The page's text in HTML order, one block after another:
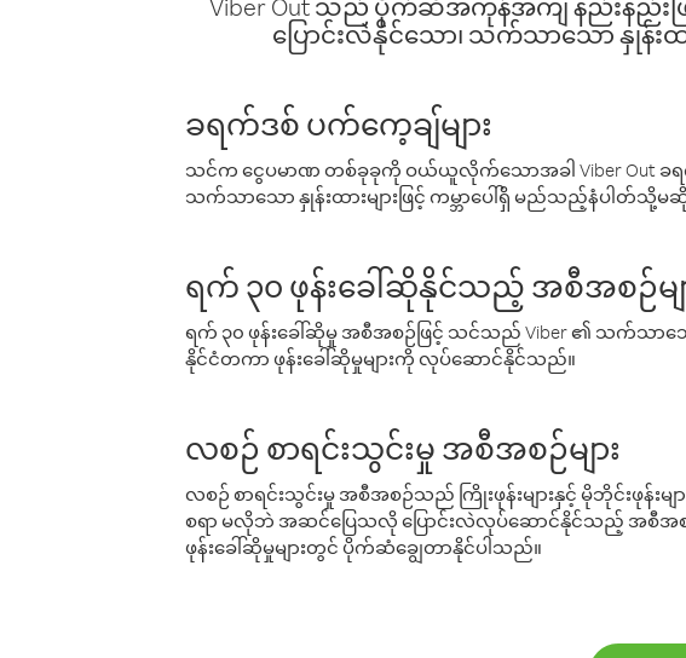
Viber Out သည် ပိုက်ဆံအကုန်အကျ နည်းနည်းဖ
ပြောင်းလဲနိုင်သော၊ သက်သာသော နှုန်း
ခရက်ဒစ် ပက်ကေ့ချ်များ
သင်က ငွေပမာဏ တစ်ခုခုကို ဝယ်ယူလိုက်သောအခါ Viber Out
သက်သာသော နှုန်းထားများဖြင့် ကမ္ဘာပေါ်ရှိ မည်သည့်နံပါတ်သို့မ
ရက် ၃၀ ဖုန်းခေါ်ဆိုနိုင်သည့် အစီအစဉ်မျ
ရက် ၃၀ ဖုန်းခေါ်ဆိုမှု အစီအစဉ်ဖြင့် သင်သည် Viber ၏ သက်သာသ
နိုင်ငံတကာ ဖုန်းခေါ်ဆိုမှုများကို လုပ်ဆောင်နိုင်သည်။
လစဉ် စာရင်းသွင်းမှု အစီအစဉ်များ
လစဉ် စာရင်းသွင်းမှု အစီအစဉ်သည် ကြိုးဖုန်းများနှင့် မိုဘိုင်းဖုန်
စရာ မလိုဘဲ အဆင်ပြေသလို ပြောင်းလဲလုပ်ဆောင်နိုင်သည့် အစီအစ
ဖုန်းခေါ်ဆိုမှုများတွင် ပိုက်ဆံချွေတာနိုင်ပါသည်။